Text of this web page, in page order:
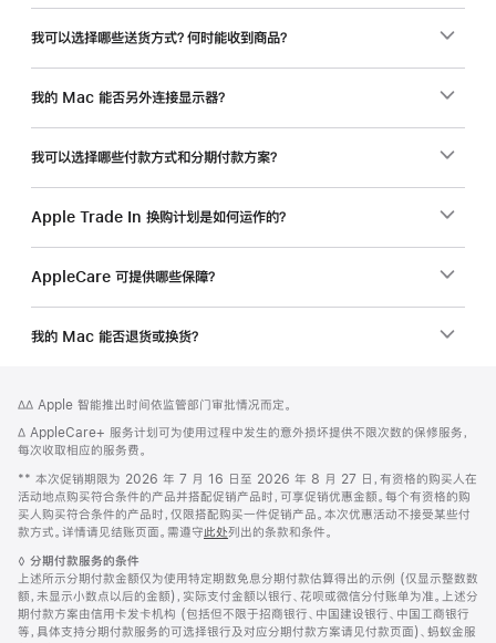
能
省
一
我可以选择哪些送货方式？何时能收到商品？
我的 Mac 能否另外连接显示器？
我可以选择哪些付款方式和分期付款方案？
Apple Trade In 换购计划是如何运作的？
AppleCare 可提供哪些保障？
我的 Mac 能否退货或换货？
页
脚
注
脚
∆∆ Apple 智能推出时间依监管部门审批情况而定。
脚
注
∆ AppleCare+ 服务计划可为使用过程中发生的意外损坏提供不限次数的保修服务，
每次收取相应的服务费。
脚
注
** 本次促销期限为 2026 年 7 月 16 日至 2026 年 8 月 27 日，有资格的购买人在
活动地点购买符合条件的产品并搭配促销产品时，可享促销优惠金额。每个有资格的购
买人购买符合条件的产品时，仅限搭配购买一件促销产品。本次优惠活动不接受某些付
款方式。详情请见结账页面。需遵守此处列出的条款和条件。
脚
注
◊ 分期付款服务的条件
上述所示分期付款金额仅为使用特定期数免息分期付款估算得出的示例 (仅显示整数数
额，未显示小数点以后的金额)，实际支付金额以银行、花呗或微信分付账单为准。上述分
期付款方案由信用卡发卡机构 (包括但不限于招商银行、中国建设银行、中国工商银行
等，具体支持分期付款服务的可选择银行及对应分期付款方案请见付款页面)、蚂蚁金服